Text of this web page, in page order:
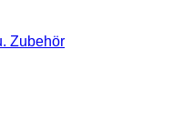
Zubehör